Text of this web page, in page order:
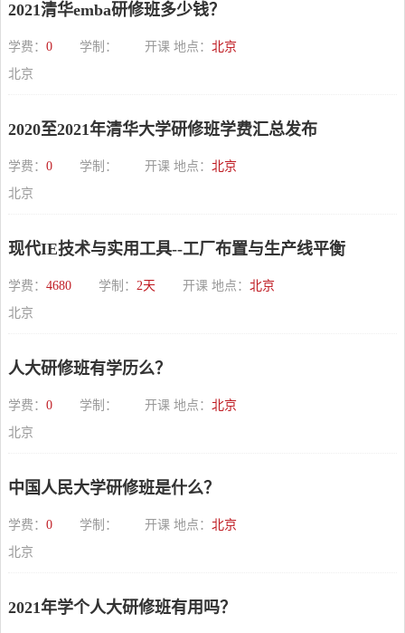
2021清华emba研修班多少钱？
学费： 0 学制： 开课 地点： 北京
北京
2020至2021年清华大学研修班学费汇总发布
学费： 0 学制： 开课 地点： 北京
北京
现代IE技术与实用工具--工厂布置与生产线平衡
学费： 4680 学制： 2天 开课 地点： 北京
北京
人大研修班有学历么？
学费： 0 学制： 开课 地点： 北京
北京
中国人民大学研修班是什么？
学费： 0 学制： 开课 地点： 北京
北京
2021年学个人大研修班有用吗？